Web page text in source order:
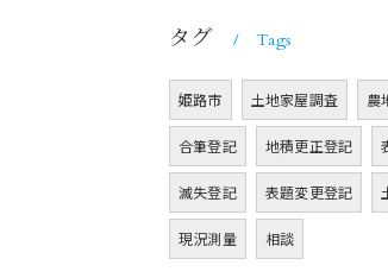
タグ Tags
姫路市 土地家屋調査 農
合筆登記 地積更正登記
滅失登記 表題変更登記
現況測量 相談